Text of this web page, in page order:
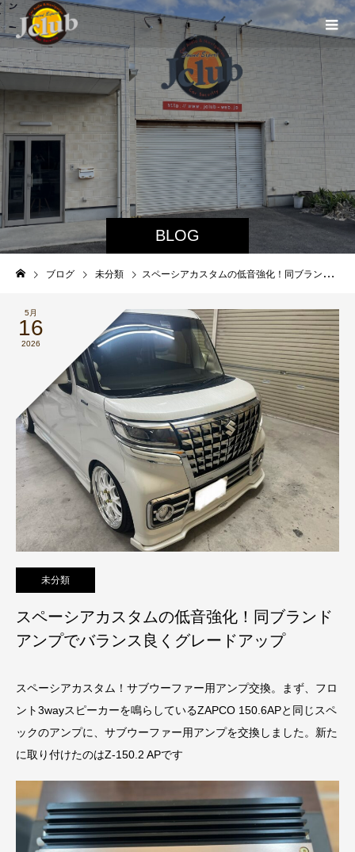
BLOG
ブログ 未分類 スペーシアカスタムの低音強化！同ブランドアンプでバランス良くグレードアップ
5月
16
2026
未分類
スペーシアカスタムの低音強化！同ブランド
アンプでバランス良くグレードアップ
スペーシアカスタム！サブウーファー用アンプ交換。まず、フロ
ント3wayスピーカーを鳴らしているZAPCO 150.6APと同じスペ
ックのアンプに、サブウーファー用アンプを交換しました。新た
に取り付けたのはZ-150.2 APです